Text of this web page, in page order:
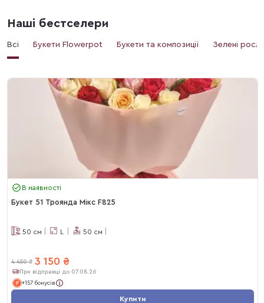
Наші бестселери
Всі Букети Flowerpot Букети та композиції Зелені
В наявності
Букет 51 Троянда Мікс F825
50 см L 50 см
4 450 ₴ 3 150 ₴
При відправці до 07.08.26
+157 бонусів
Купити